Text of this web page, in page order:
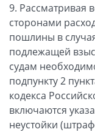
9. Рассматривая
сторонами
пошлины в
подлежащей
судам
подпункту 2
кодекса
включаются
неустойки